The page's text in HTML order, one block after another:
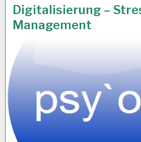
12-
STUNDEN-
ARBEITSTAG…
Digitalisierung –
Management
24 APR. 2018